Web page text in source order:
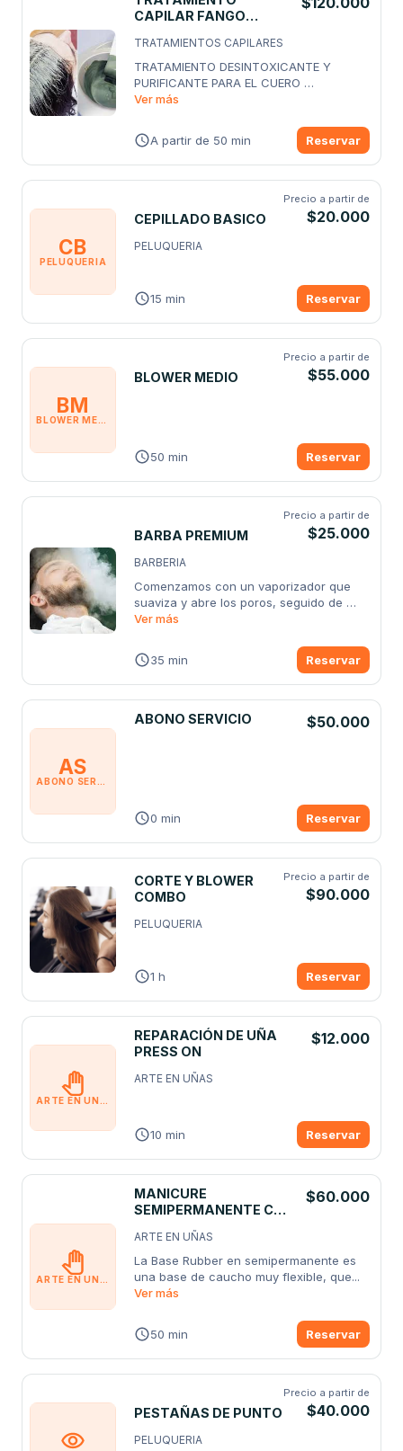
CAPILAR FANGO
TRATAMIENTOS CAPILARES
TRATAMIENTO DESINTOXICANTE Y
PURIFICANTE PARA EL CUERO
CABELLUDO Y HEBRA
Ver más
A partir de 50 min Reservar
CB
PELUQUERIA
CEPILLADO BASICO
Precio a partir de
$20.000
PELUQUERIA
15 min Reservar
BM
BLOWER MEDIO
BLOWER MEDIO
Precio a partir de
$55.000
50 min Reservar
BARBA PREMIUM
Precio a partir de
$25.000
BARBERIA
Comenzamos con un vaporizador que
suaviza y abre los poros, seguido de
toallas...
Ver más
35 min Reservar
AS
ABONO SERVICIO
ABONO SERVICIO $50.000
0 min Reservar
CORTE Y BLOWER
COMBO
Precio a partir de
$90.000
PELUQUERIA
1 h Reservar
ARTE EN UÑAS
REPARACIÓN DE UÑA
PRESS ON
$12.000
ARTE EN UÑAS
10 min Reservar
ARTE EN UÑAS
MANICURE
SEMIPERMANENTE CON
$60.000
ARTE EN UÑAS
La Base Rubber en semipermanente es
una base de caucho muy flexible, que...
Ver más
50 min Reservar
PESTAÑAS DE PUNTO
Precio a partir de
$40.000
PELUQUERIA